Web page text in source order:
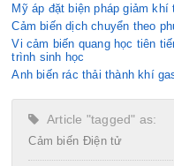
Mỹ áp đặt biện pháp giảm
Cảm biến dịch chuyển theo
Vi cảm biến quang học tiên
trình sinh học
Anh biến rác thải thành khí
Article "tagged" as:
Cảm biến Điện tử